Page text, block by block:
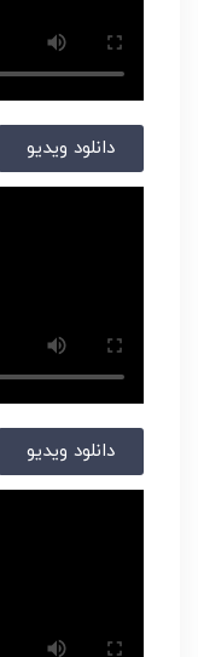
دانلود ویدیو
دانلود ویدیو